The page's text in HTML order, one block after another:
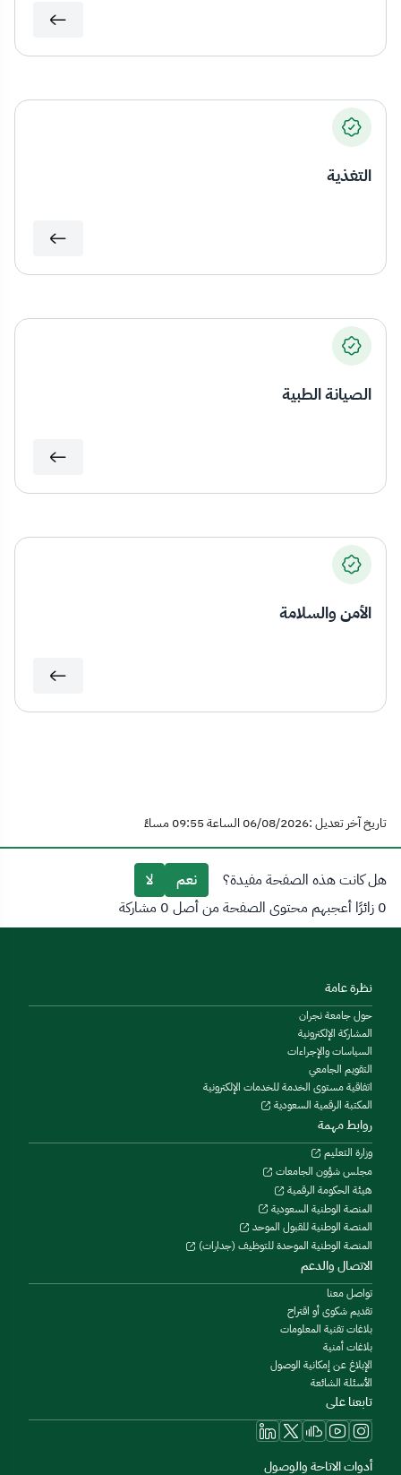
التغذية
الصيانة الطبية
الأمن والسلامة
تاريخ آخر تعديل :06/08/2026 الساعة 09:55 مساءً
هل كانت هذه الصفحة مفيدة؟ نعم
لا
0 زائرًا أعجبهم محتوى الصفحة من أصل 0 مشاركة
نظرة عامة
حول جامعة نجران
المشاركة الإلكترونية
السياسات والإجراءات
التقويم الجامعي
اتفاقية مستوى الخدمة للخدمات الإلكترونية
المكتبة الرقمية السعودية
روابط مهمة
وزارة التعليم
مجلس شؤون الجامعات
هيئة الحكومة الرقمية
المنصة الوطنية السعودية
المنصة الوطنية للقبول الموحد
المنصة الوطنية الموحدة للتوظيف (جدارات)
الاتصال والدعم
تواصل معنا
تقديم شكوى أو اقتراح
بلاغات تقنية المعلومات
بلاغات أمنية
الإبلاغ عن إمكانية الوصول
الأسئلة الشائعة
تابعنا على
أدوات الاتاحة والوصول